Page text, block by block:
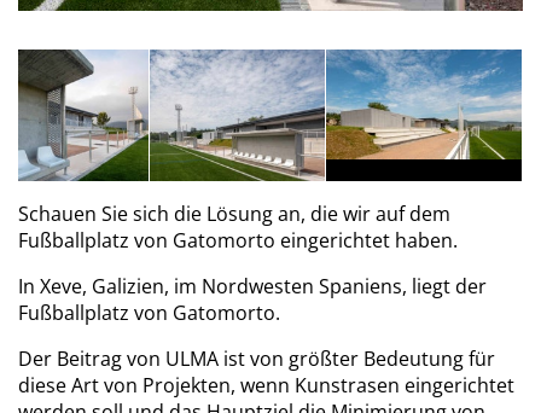
Schauen Sie sich die Lösung an, die wir auf dem
Fußballplatz von Gatomorto eingerichtet haben.
In Xeve, Galizien, im Nordwesten Spaniens, liegt der
Fußballplatz von Gatomorto.
Der Beitrag von ULMA ist von größter Bedeutung für
diese Art von Projekten, wenn Kunstrasen eingerichtet